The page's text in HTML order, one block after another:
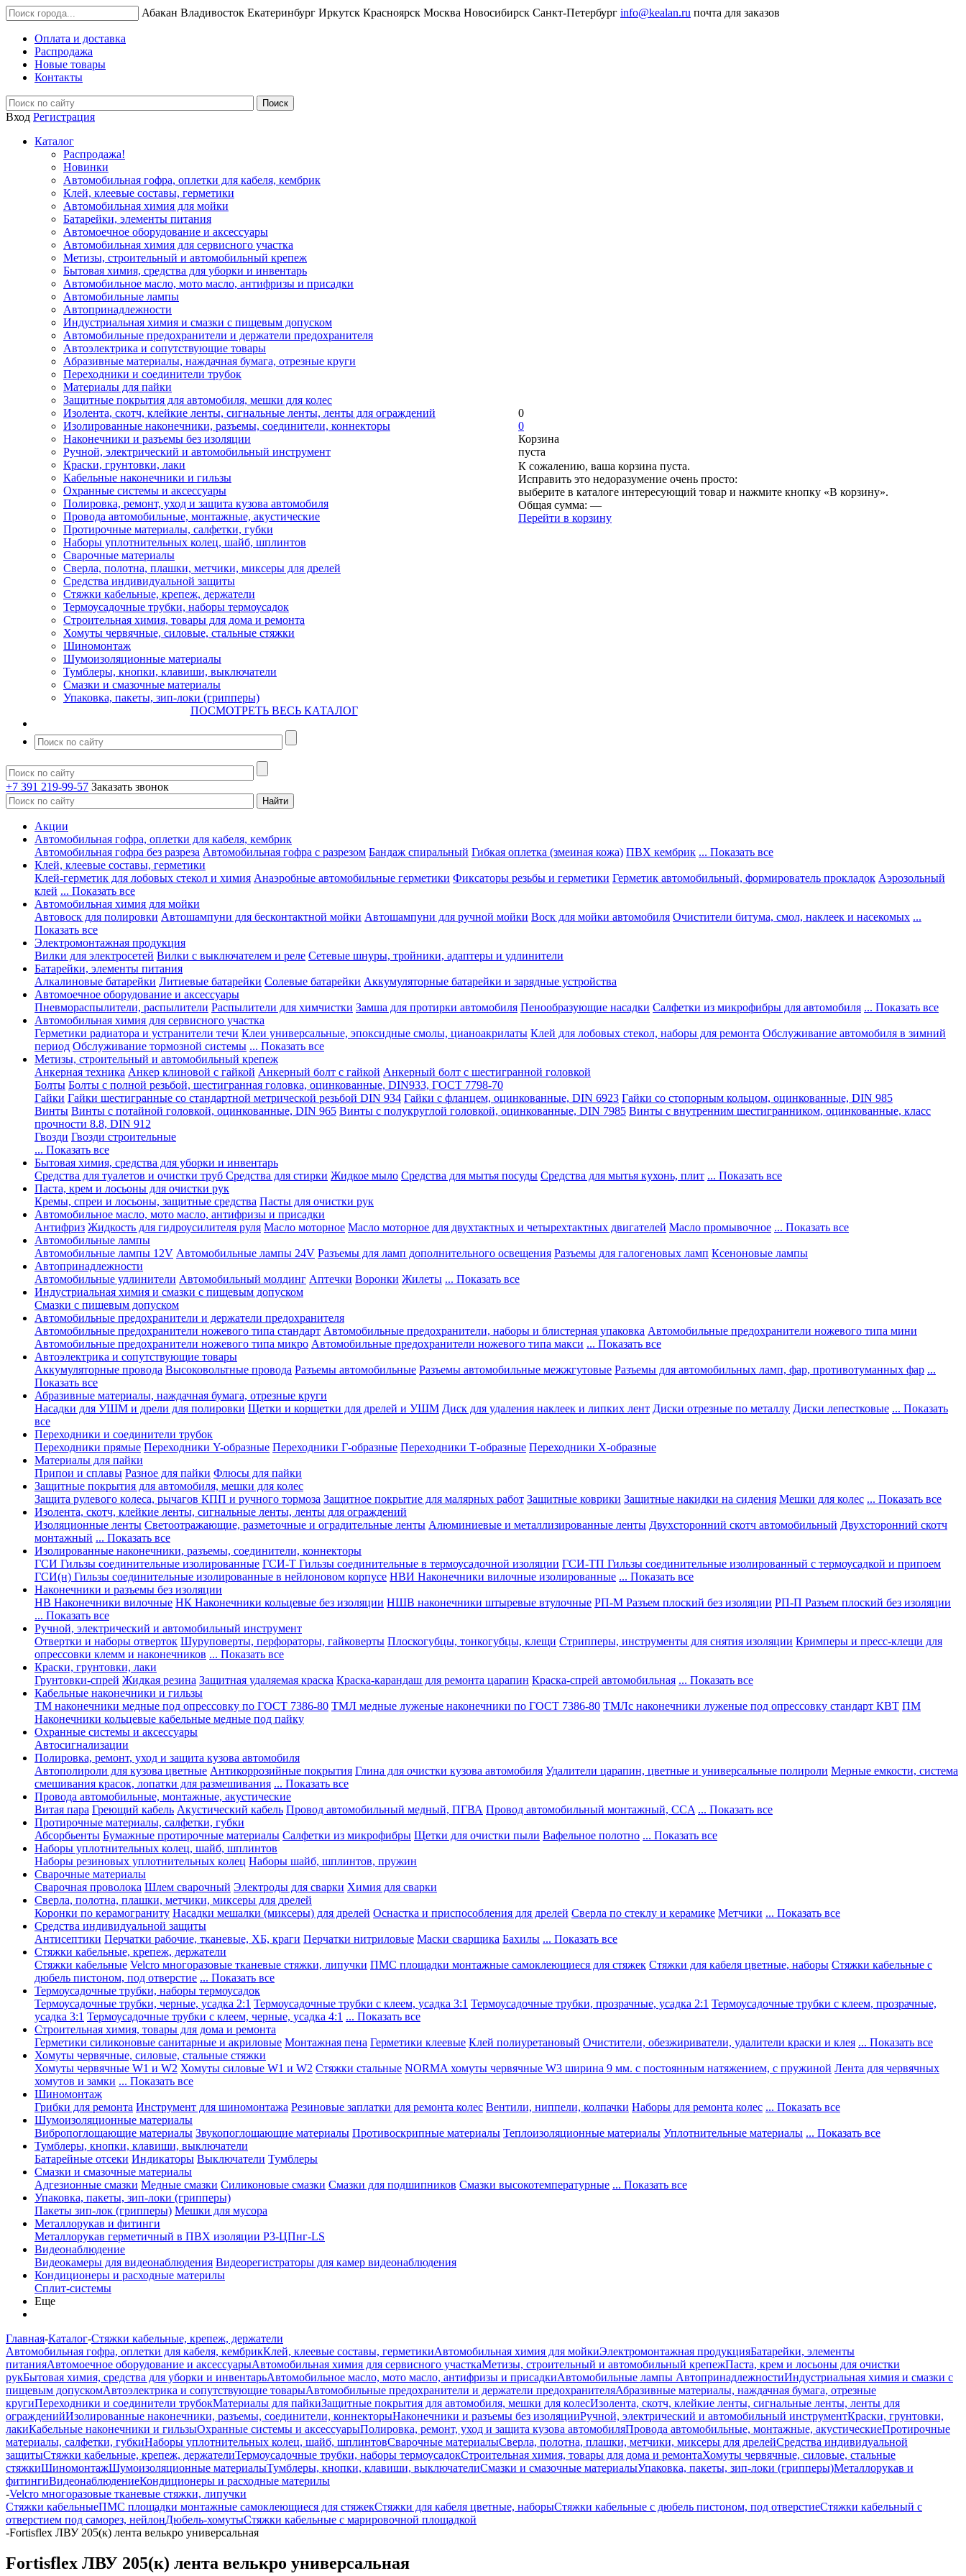
Абакан Владивосток Екатеринбург Иркутск Красноярск Москва Новосибирск Санкт-Петербург info@kealan.ru почта для заказов
Оплата и доставка
Распродажа
Новые товары
Контакты
Вход Регистрация
Каталог
Распродажа!
Новинки
Автомобильная гофра, оплетки для кабеля, кембрик
Клей, клеевые составы, герметики
Автомобильная химия для мойки
Батарейки, элементы питания
Автомоечное оборудование и аксессуары
Автомобильная химия для сервисного участка
Метизы, строительный и автомобильный крепеж
Бытовая химия, средства для уборки и инвентарь
Автомобильное масло, мото масло, антифризы и присадки
Автомобильные лампы
Автопринадлежности
Индустриальная химия и смазки с пищевым допуском
Автомобильные предохранители и держатели предохранителя
Автоэлектрика и сопутствующие товары
Абразивные материалы, наждачная бумага, отрезные круги
Переходники и соединители трубок
Материалы для пайки
Защитные покрытия для автомобиля, мешки для колес
Изолента, скотч, клейкие ленты, сигнальные ленты, ленты для ограждений
Изолированные наконечники, разъемы, соединители, коннекторы
Наконечники и разъемы без изоляции
Ручной, электрический и автомобильный инструмент
Краски, грунтовки, лаки
Кабельные наконечники и гильзы
Охранные системы и аксессуары
Полировка, ремонт, уход и защита кузова автомобиля
Провода автомобильные, монтажные, акустические
Протирочные материалы, салфетки, губки
Наборы уплотнительных колец, шайб, шплинтов
Сварочные материалы
Сверла, полотна, плашки, метчики, миксеры для дрелей
Средства индивидуальной защиты
Стяжки кабельные, крепеж, держатели
Термоусадочные трубки, наборы термоусадок
Строительная химия, товары для дома и ремонта
Хомуты червячные, силовые, стальные стяжки
Шиномонтаж
Шумоизоляционные материалы
Тумблеры, кнопки, клавиши, выключатели
Смазки и смазочные материалы
Упаковка, пакеты, зип-локи (грипперы)
ПОСМОТРЕТЬ ВЕСЬ КАТАЛОГ
+7 391 219-99-57 Заказать звонок
0
0
Корзина
пуста
К сожалению, ваша корзина пуста.
Исправить это недоразумение очень просто:
выберите в каталоге интересующий товар и нажмите кнопку «В корзину».
Общая сумма: —
Перейти в корзину
Акции
Автомобильная гофра, оплетки для кабеля, кембрик
Автомобильная гофра без разреза Автомобильная гофра с разрезом Бандаж спиральный Гибкая оплетка (змеиная кожа) ПВХ кембрик ... Показать все
Клей, клеевые составы, герметики
Клей-герметик для лобовых стекол и химия Анаэробные автомобильные герметики Фиксаторы резьбы и герметики Герметик автомобильный, формирователь прокладок Аэрозольный
клей ... Показать все
Автомобильная химия для мойки
Автовоск для полировки Автошампуни для бесконтактной мойки Автошампуни для ручной мойки Воск для мойки автомобиля Очистители битума, смол, наклеек и насекомых ...
Показать все
Электромонтажная продукция
Вилки для электросетей Вилки с выключателем и реле Сетевые шнуры, тройники, адаптеры и удлинители
Батарейки, элементы питания
Алкалиновые батарейки Литиевые батарейки Солевые батарейки Аккумуляторные батарейки и зарядные устройства
Автомоечное оборудование и аксессуары
Пневмораспылители, распылители Распылители для химчистки Замша для протирки автомобиля Пенообразующие насадки Салфетки из микрофибры для автомобиля ... Показать все
Автомобильная химия для сервисного участка
Герметики радиатора и устранители течи Клеи универсальные, эпоксидные смолы, цианоакрилаты Клей для лобовых стекол, наборы для ремонта Обслуживание автомобиля в зимний
период Обслуживание тормозной системы ... Показать все
Метизы, строительный и автомобильный крепеж
Анкерная техника Анкер клиновой с гайкой Анкерный болт с гайкой Анкерный болт с шестигранной головкой
Болты Болты с полной резьбой, шестигранная головка, оцинкованные, DIN933, ГОСТ 7798-70
Гайки Гайки шестигранные со стандартной метрической резьбой DIN 934 Гайки с фланцем, оцинкованные, DIN 6923 Гайки со стопорным кольцом, оцинкованные, DIN 985
Винты Винты с потайной головкой, оцинкованные, DIN 965 Винты с полукруглой головкой, оцинкованные, DIN 7985 Винты с внутренним шестигранником, оцинкованные, класс
прочности 8.8, DIN 912
Гвозди Гвозди строительные
... Показать все
Бытовая химия, средства для уборки и инвентарь
Средства для туалетов и очистки труб Средства для стирки Жидкое мыло Средства для мытья посуды Средства для мытья кухонь, плит ... Показать все
Паста, крем и лосьоны для очистки рук
Кремы, спреи и лосьоны, защитные средства Пасты для очистки рук
Автомобильное масло, мото масло, антифризы и присадки
Антифриз Жидкость для гидроусилителя руля Масло моторное Масло моторное для двухтактных и четырехтактных двигателей Масло промывочное ... Показать все
Автомобильные лампы
Автомобильные лампы 12V Автомобильные лампы 24V Разъемы для ламп дополнительного освещения Разъемы для галогеновых ламп Ксеноновые лампы
Автопринадлежности
Автомобильные удлинители Автомобильный молдинг Аптечки Воронки Жилеты ... Показать все
Индустриальная химия и смазки с пищевым допуском
Смазки с пищевым допуском
Автомобильные предохранители и держатели предохранителя
Автомобильные предохранители ножевого типа стандарт Автомобильные предохранители, наборы и блистерная упаковка Автомобильные предохранители ножевого типа мини
Автомобильные предохранители ножевого типа микро Автомобильные предохранители ножевого типа макси ... Показать все
Автоэлектрика и сопутствующие товары
Аккумуляторные провода Высоковольтные провода Разъемы автомобильные Разъемы автомобильные межжгутовые Разъемы для автомобильных ламп, фар, противотуманных фар ...
Показать все
Абразивные материалы, наждачная бумага, отрезные круги
Насадки для УШМ и дрели для полировки Щетки и корщетки для дрелей и УШМ Диск для удаления наклеек и липких лент Диски отрезные по металлу Диски лепестковые ... Показать
все
Переходники и соединители трубок
Переходники прямые Переходники Y-образные Переходники Г-образные Переходники Т-образные Переходники Х-образные
Материалы для пайки
Припои и сплавы Разное для пайки Флюсы для пайки
Защитные покрытия для автомобиля, мешки для колес
Защита рулевого колеса, рычагов КПП и ручного тормоза Защитное покрытие для малярных работ Защитные коврики Защитные накидки на сидения Мешки для колес ... Показать все
Изолента, скотч, клейкие ленты, сигнальные ленты, ленты для ограждений
Изоляционные ленты Светоотражающие, разметочные и оградительные ленты Алюминиевые и металлизированные ленты Двухсторонний скотч автомобильный Двухсторонний скотч
монтажный ... Показать все
Изолированные наконечники, разъемы, соединители, коннекторы
ГСИ Гильзы соединительные изолированные ГСИ-Т Гильзы соединительные в термоусадочной изоляции ГСИ-ТП Гильзы соединительные изолированный с термоусадкой и припоем
ГСИ(н) Гильзы соединительные изолированные в нейлоновом корпусе НВИ Наконечники вилочные изолированные ... Показать все
Наконечники и разъемы без изоляции
НВ Наконечники вилочные НК Наконечники кольцевые без изоляции НШВ наконечники штыревые втулочные РП-М Разъем плоский без изоляции РП-П Разъем плоский без изоляции
... Показать все
Ручной, электрический и автомобильный инструмент
Отвертки и наборы отверток Шуруповерты, перфораторы, гайковерты Плоскогубцы, тонкогубцы, клещи Стрипперы, инструменты для снятия изоляции Кримперы и пресс-клещи для
опрессовки клемм и наконечников ... Показать все
Краски, грунтовки, лаки
Грунтовки-спрей Жидкая резина Защитная удаляемая краска Краска-карандаш для ремонта царапин Краска-спрей автомобильная ... Показать все
Кабельные наконечники и гильзы
ТМ наконечники медные под опрессовку по ГОСТ 7386-80 ТМЛ медные луженые наконечники по ГОСТ 7386-80 ТМЛс наконечники луженые под опрессовку стандарт КВТ ПМ
Наконечники кольцевые кабельные медные под пайку
Охранные системы и аксессуары
Автосигнализации
Полировка, ремонт, уход и защита кузова автомобиля
Автополироли для кузова цветные Антикоррозийные покрытия Глина для очистки кузова автомобиля Удалители царапин, цветные и универсальные полироли Мерные емкости, система
смешивания красок, лопатки для размешивания ... Показать все
Провода автомобильные, монтажные, акустические
Витая пара Греющий кабель Акустический кабель Провод автомобильный медный, ПГВА Провод автомобильный монтажный, CCA ... Показать все
Протирочные материалы, салфетки, губки
Абсорбьенты Бумажные протирочные материалы Салфетки из микрофибры Щетки для очистки пыли Вафельное полотно ... Показать все
Наборы уплотнительных колец, шайб, шплинтов
Наборы резиновых уплотнительных колец Наборы шайб, шплинтов, пружин
Сварочные материалы
Сварочная проволока Шлем сварочный Электроды для сварки Химия для сварки
Сверла, полотна, плашки, метчики, миксеры для дрелей
Коронки по керамограниту Насадки мешалки (миксеры) для дрелей Оснастка и приспособления для дрелей Сверла по стеклу и керамике Метчики ... Показать все
Средства индивидуальной защиты
Антисептики Перчатки рабочие, тканевые, ХБ, краги Перчатки нитриловые Маски сварщика Бахилы ... Показать все
Стяжки кабельные, крепеж, держатели
Стяжки кабельные Velcro многоразовые тканевые стяжки, липучки ПМС площадки монтажные самоклеющиеся для стяжек Стяжки для кабеля цветные, наборы Стяжки кабельные с
дюбель пистоном, под отверстие ... Показать все
Термоусадочные трубки, наборы термоусадок
Термоусадочные трубки, черные, усадка 2:1 Термоусадочные трубки с клеем, усадка 3:1 Термоусадочные трубки, прозрачные, усадка 2:1 Термоусадочные трубки с клеем, прозрачные,
усадка 3:1 Термоусадочные трубки с клеем, черные, усадка 4:1 ... Показать все
Строительная химия, товары для дома и ремонта
Герметики силиконовые санитарные и акриловые Монтажная пена Герметики клеевые Клей полиуретановый Очистители, обезжириватели, удалители краски и клея ... Показать все
Хомуты червячные, силовые, стальные стяжки
Хомуты червячные W1 и W2 Хомуты силовые W1 и W2 Стяжки стальные NORMA хомуты червячные W3 ширина 9 мм. с постоянным натяжением, с пружиной Лента для червячных
хомутов и замки ... Показать все
Шиномонтаж
Грибки для ремонта Инструмент для шиномонтажа Резиновые заплатки для ремонта колес Вентили, ниппели, колпачки Наборы для ремонта колес ... Показать все
Шумоизоляционные материалы
Вибропоглощающие материалы Звукопоглощающие материалы Противоскрипные материалы Теплоизоляционные материалы Уплотнительные материалы ... Показать все
Тумблеры, кнопки, клавиши, выключатели
Батарейные отсеки Индикаторы Выключатели Тумблеры
Смазки и смазочные материалы
Адгезионные смазки Медные смазки Силиконовые смазки Смазки для подшипников Смазки высокотемпературные ... Показать все
Упаковка, пакеты, зип-локи (грипперы)
Пакеты зип-лок (грипперы) Мешки для мусора
Металлорукав и фитинги
Металлорукав герметичный в ПВХ изоляции Р3-ЦПнг-LS
Видеонаблюдение
Видеокамеры для видеонаблюдения Видеорегистраторы для камер видеонаблюдения
Кондиционеры и расходные материлы
Сплит-системы
Еще
Главная-Каталог-Стяжки кабельные, крепеж, держатели
Автомобильная гофра, оплетки для кабеля, кембрикКлей, клеевые составы, герметикиАвтомобильная химия для мойкиЭлектромонтажная продукцияБатарейки, элементы
питанияАвтомоечное оборудование и аксессуарыАвтомобильная химия для сервисного участкаМетизы, строительный и автомобильный крепежПаста, крем и лосьоны для очистки
рукБытовая химия, средства для уборки и инвентарьАвтомобильное масло, мото масло, антифризы и присадкиАвтомобильные лампы АвтопринадлежностиИндустриальная химия и смазки с
пищевым допускомАвтоэлектрика и сопутствующие товарыАвтомобильные предохранители и держатели предохранителяАбразивные материалы, наждачная бумага, отрезные
кругиПереходники и соединители трубокМатериалы для пайкиЗащитные покрытия для автомобиля, мешки для колесИзолента, скотч, клейкие ленты, сигнальные ленты, ленты для
огражденийИзолированные наконечники, разъемы, соединители, коннекторыНаконечники и разъемы без изоляцииРучной, электрический и автомобильный инструментКраски, грунтовки,
лакиКабельные наконечники и гильзыОхранные системы и аксессуарыПолировка, ремонт, уход и защита кузова автомобиляПровода автомобильные, монтажные, акустическиеПротирочные
материалы, салфетки, губкиНаборы уплотнительных колец, шайб, шплинтовСварочные материалыСверла, полотна, плашки, метчики, миксеры для дрелейСредства индивидуальной
защитыСтяжки кабельные, крепеж, держателиТермоусадочные трубки, наборы термоусадокСтроительная химия, товары для дома и ремонтаХомуты червячные, силовые, стальные
стяжкиШиномонтажШумоизоляционные материалыТумблеры, кнопки, клавиши, выключателиСмазки и смазочные материалыУпаковка, пакеты, зип-локи (грипперы)Металлорукав и
фитингиВидеонаблюдениеКондиционеры и расходные материлы
-Velcro многоразовые тканевые стяжки, липучки
Стяжки кабельныеПМС площадки монтажные самоклеющиеся для стяжекСтяжки для кабеля цветные, наборыСтяжки кабельные с дюбель пистоном, под отверстиеСтяжки кабельный с
отверстием под саморез, нейлонДюбель-хомутыСтяжки кабельные с марировочной площадкой
-Fortisflex ЛВУ 205(к) лента велькро универсальная
Fortisflex ЛВУ 205(к) лента велькро универсальная